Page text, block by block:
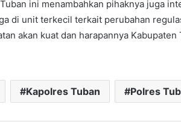
ini menambahkan pihaknya juga
di unit terkecil terkait perubahan
akan kuat dan harapannya Kabupaten
Kapolres Tuban Polres